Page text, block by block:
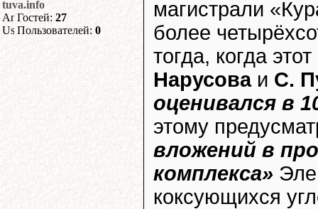
tuva.info
Гостей: 27
Пользователей: 0
магистрали
более
тогда, когда
Нарусоваи С.
оценивался в
этому
вложений в
комплекса»
коксующихся